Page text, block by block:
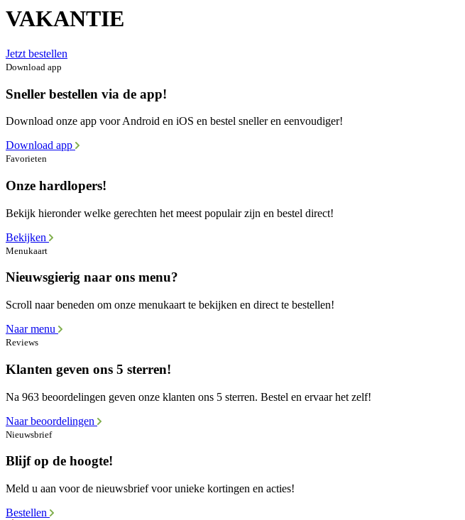
VAKANTIE
Jetzt bestellen
Download app
Sneller bestellen via de app!
Download onze app voor Android en iOS en bestel sneller en eenvoudiger!
Download app
Favorieten
Onze hardlopers!
Bekijk hieronder welke gerechten het meest populair zijn en bestel direct!
Bekijken
Menukaart
Nieuwsgierig naar ons menu?
Scroll naar beneden om onze menukaart te bekijken en direct te bestellen!
Naar menu
Reviews
Klanten geven ons 5 sterren!
Na 963 beoordelingen geven onze klanten ons 5 sterren. Bestel en ervaar het zelf!
Naar beoordelingen
Nieuwsbrief
Blijf op de hoogte!
Meld u aan voor de nieuwsbrief voor unieke kortingen en acties!
Bestellen